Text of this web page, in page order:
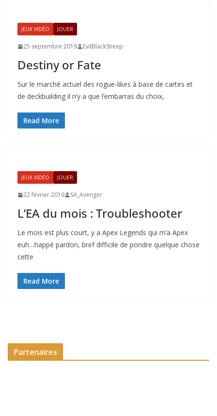
JEUX VIDÉO JOUER
25 septembre 2019 EvilBlackSheep
Destiny or Fate
Sur le marché actuel des rogue-likes à base de cartes et
de deckbuilding il n’y a que l’embarras du choix,
Read More
JEUX VIDÉO JOUER
22 février 2019 SA_Avenger
L’EA du mois : Troubleshooter
Le mois est plus court, y a Apex Legends qui m’a Apex
euh…happé pardon, bref difficile de pondre quelque chose
cette
Read More
Partenaires